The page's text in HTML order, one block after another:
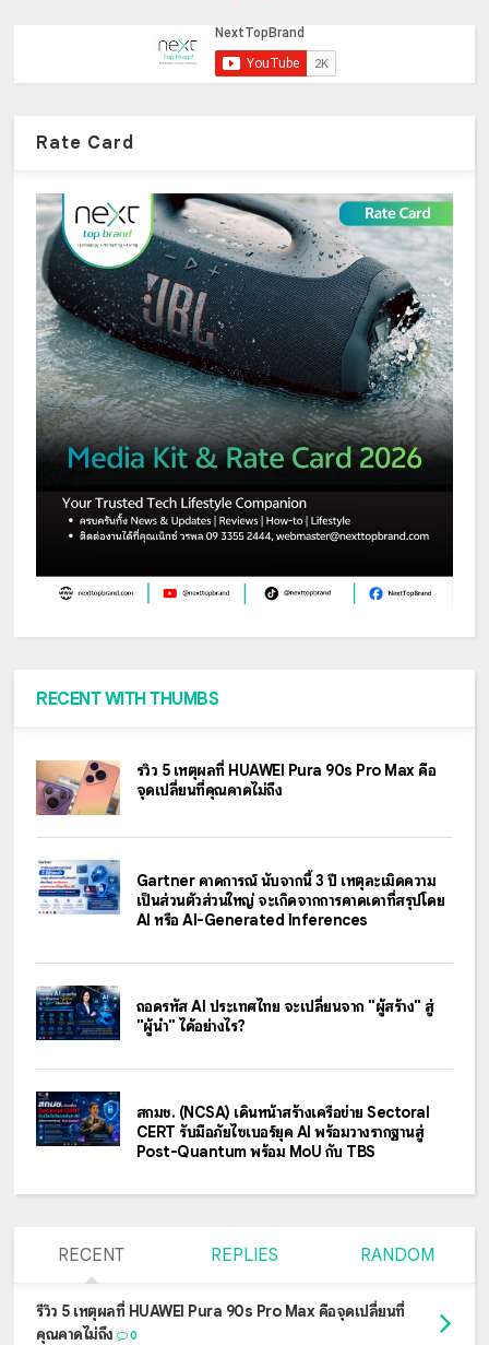
Rate Card
RECENT WITH THUMBS
รีวิว 5 เหตุผลที่ HUAWEI Pura 90s Pro Max คือ
จุดเปลี่ยนที่คุณคาดไม่ถึง
Gartner คาดการณ์ นับจากนี้ 3 ปี เหตุละเมิดความ
เป็นส่วนตัวส่วนใหญ่ จะเกิดจากการคาดเดาที่สรุปโดย
AI หรือ AI-Generated Inferences
ถอดรหัส AI ประเทศไทย จะเปลี่ยนจาก "ผู้สร้าง" สู่
"ผู้นำ" ได้อย่างไร?
สกมช. (NCSA) เดินหน้าสร้างเครือข่าย Sectoral
CERT รับมือภัยไซเบอร์ยุค AI พร้อมวางรากฐานสู่
Post-Quantum พร้อม MoU กับ TBS
RECENT REPLIES RANDOM
รีวิว 5 เหตุผลที่ HUAWEI Pura 90s Pro Max คือจุดเปลี่ยนที่
คุณคาดไม่ถึง
0